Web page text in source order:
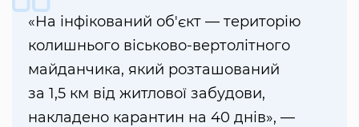
«На інфікований об'єкт — територію
колишнього віськово-вертолітного
майданчика, який розташований
за 1,5 км від житлової забудови,
накладено карантин на 40 днів», —